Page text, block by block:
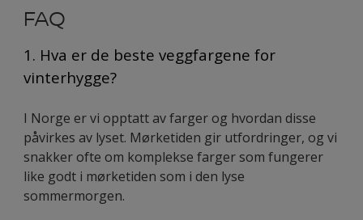
FAQ
1. Hva er de beste veggfargene for
vinterhygge?
I Norge er vi opptatt av farger og hvordan disse
påvirkes av lyset. Mørketiden gir utfordringer, og vi
snakker ofte om komplekse farger som fungerer
like godt i mørketiden som i den lyse
sommermorgen.